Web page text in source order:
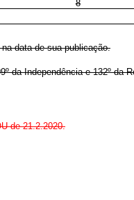
8
data de sua publicação.
da Independência e 132º da
de 21.2.2020.